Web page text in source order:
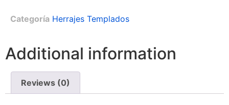
Categoría Herrajes Templados
Additional information
Reviews (0)